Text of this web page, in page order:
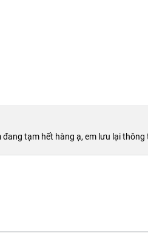
tạm hết hàng ạ, em lưu lại